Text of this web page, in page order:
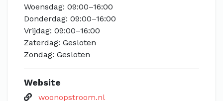
Woensdag: 09:00–16:00
Donderdag: 09:00–16:00
Vrijdag: 09:00–16:00
Zaterdag: Gesloten
Zondag: Gesloten
Website
woonopstroom.nl